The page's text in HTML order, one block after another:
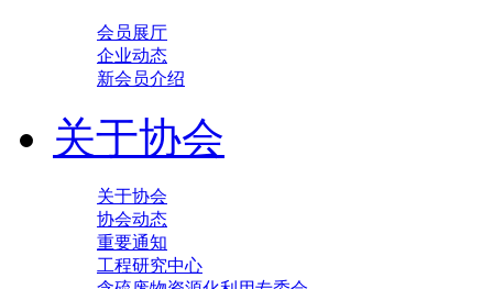
会员展厅
企业动态
新会员介绍
关于协会
关于协会
协会动态
重要通知
工程研究中心